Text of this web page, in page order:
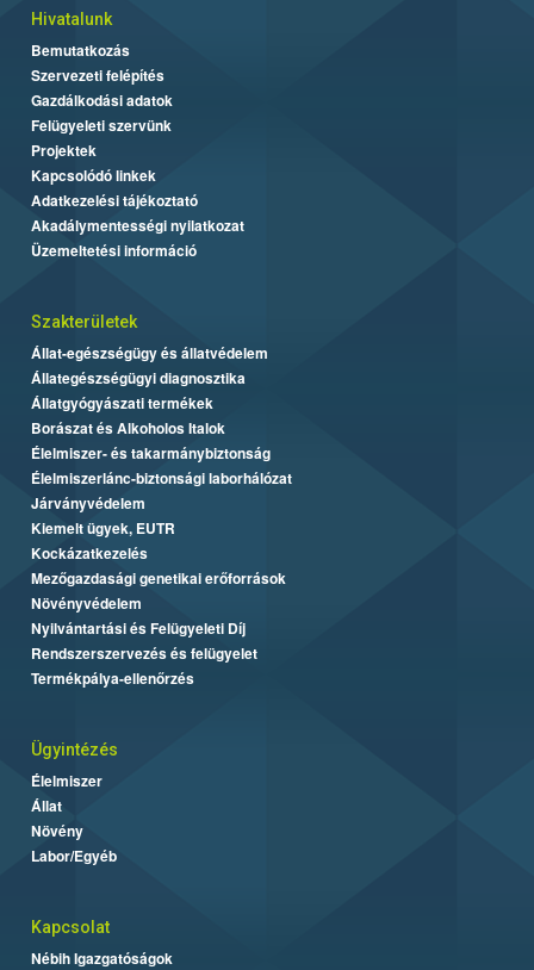
Hivatalunk
Bemutatkozás
Szervezeti felépítés
Gazdálkodási adatok
Felügyeleti szervünk
Projektek
Kapcsolódó linkek
Adatkezelési tájékoztató
Akadálymentességi nyilatkozat
Üzemeltetési információ
Szakterületek
Állat-egészségügy és állatvédelem
Állategészségügyi diagnosztika
Állatgyógyászati termékek
Borászat és Alkoholos Italok
Élelmiszer- és takarmánybiztonság
Élelmiszerlánc-biztonsági laborhálózat
Járványvédelem
Kiemelt ügyek, EUTR
Kockázatkezelés
Mezőgazdasági genetikai erőforrások
Növényvédelem
Nyilvántartási és Felügyeleti Díj
Rendszerszervezés és felügyelet
Termékpálya-ellenőrzés
Ügyintézés
Élelmiszer
Állat
Növény
Labor/Egyéb
Kapcsolat
Nébih Igazgatóságok